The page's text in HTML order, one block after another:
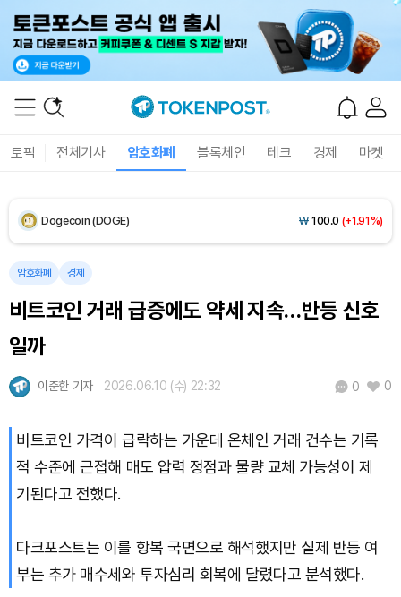
토픽 전체기사 암호화폐 블록체인 테크 경제 마켓
Solana (SOL) ₩107,845(+3.82%)
Bitcoin (BTC) 91,559,149 (+0.15%)
암호화폐 경제
비트코인 거래 급증에도 약세 지속…반등 신호
일까
이준한 기자 2026.06.10 (수) 22:32 0 0
비트코인 가격이 급락하는 가운데 온체인 거래 건수는 기록
적 수준에 근접해 매도 압력 정점과 물량 교체 가능성이 제
기된다고 전했다.
다크포스트는 이를 항복 국면으로 해석했지만 실제 반등 여
부는 추가 매수세와 투자심리 회복에 달렸다고 분석했다.